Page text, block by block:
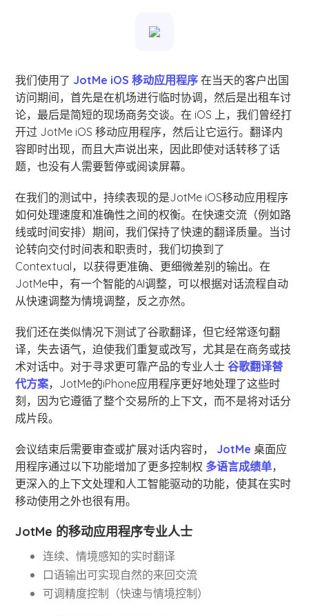
我们使用了 JotMe iOS 移动应用程序 在当天的客户出国
访问期间，首先是在机场进行临时协调，然后是出租车讨
论，最后是简短的现场商务交谈。在 iOS 上，我们曾经打
开过 JotMe iOS 移动应用程序，然后让它运行。翻译内
容即时出现，而且大声说出来，因此即使对话转移了话
题，也没有人需要暂停或阅读屏幕。
在我们的测试中，持续表现的是JotMe iOS移动应用程序
如何处理速度和准确性之间的权衡。在快速交流（例如路
线或时间安排）期间，我们保持了快速的翻译质量。当讨
论转向交付时间表和职责时，我们切换到了
Contextual，以获得更准确、更细微差别的输出。在
JotMe中，有一个智能的AI调整，可以根据对话流程自动
从快速调整为情境调整，反之亦然。
我们还在类似情况下测试了谷歌翻译，但它经常逐句翻
译，失去语气，迫使我们重复或改写，尤其是在商务或技
术对话中。对于寻求更可靠产品的专业人士谷歌翻译替
代方案，JotMe的iPhone应用程序更好地处理了这些时
刻，因为它遵循了整个交易所的上下文，而不是将对话分
成片段。
会议结束后需要审查或扩展对话内容时， JotMe 桌面应
用程序通过以下功能增加了更多控制权 多语言成绩单，
更深入的上下文处理和人工智能驱动的功能，使其在实时
移动使用之外也很有用。
JotMe 的移动应用程序专业人士
连续、情境感知的实时翻译
口语输出可实现自然的来回交流
可调精度控制（快速与情境控制）